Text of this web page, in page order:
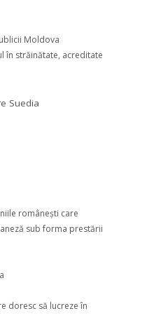
Moldova
în străinătate, acreditate
Suedia
româneşti care
sub forma prestării
doresc să lucreze în